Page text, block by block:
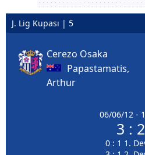
J. Lig Kupası | 5
Cerezo Osaka
Papastamatis,
Arthur
06/06/12 -
3 : 2
0 : 1 1.